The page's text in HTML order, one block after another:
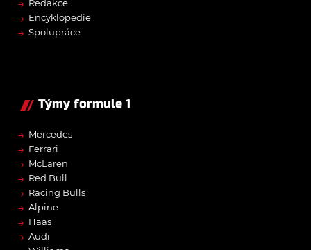
→ Redakce
→ Encyklopedie
→ Spolupráce
Týmy formule 1
→ Mercedes
→ Ferrari
→ McLaren
→ Red Bull
→ Racing Bulls
→ Alpine
→ Haas
→ Audi